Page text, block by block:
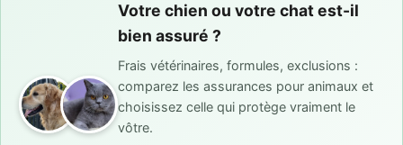
Votre chien ou votre chat est-il
bien assuré ?
Frais vétérinaires, formules, exclusions :
comparez les assurances pour animaux et
choisissez celle qui protège vraiment le
vôtre.